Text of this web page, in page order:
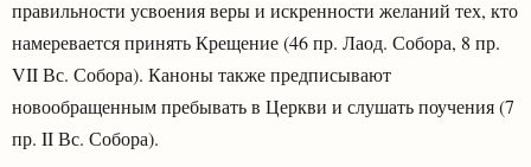
правильности усвоения веры и искренности желаний тех, кто
намеревается принять Крещение (46 пр. Лаод. Собора, 8 пр.
VII Вс. Собора). Каноны также предписывают
новообращенным пребывать в Церкви и слушать поучения (7
пр. II Вс. Собора).